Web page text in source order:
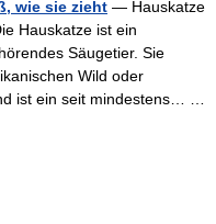
wie sie zieht — Hauskatze
Hauskatze ist ein
Säugetier. Sie
Wild oder
ist ein seit mindestens… …